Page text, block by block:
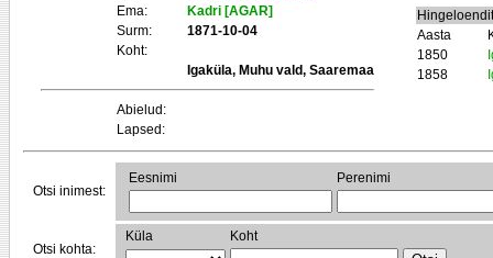
Ema:
Kadri [AGAR]
Surm:
1871-10-04
Koht:
Igaküla, Muhu vald, Saaremaa
Abielud:
Lapsed:
Aasta
1850
1858
Otsi inimest:
Eesnimi Perenimi
Otsi kohta:
Küla Koht